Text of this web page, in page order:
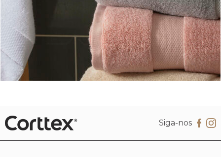
Siga-nos